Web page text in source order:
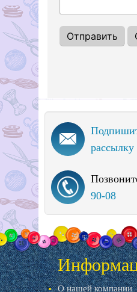
рассылку
90-08
О нашей компании